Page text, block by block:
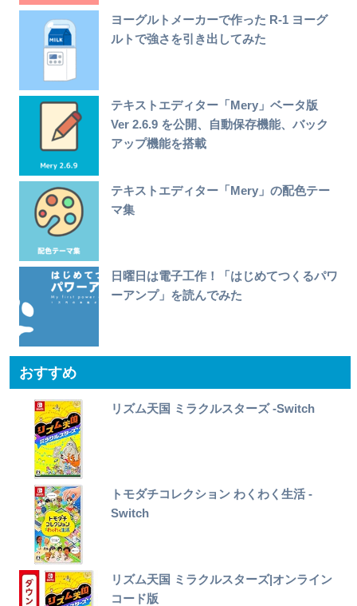
ヨーグルトメーカーで作った R-1 ヨーグ
ルトで強さを引き出してみた
テキストエディター「Mery」ベータ版
Ver 2.6.9 を公開、自動保存機能、バック
アップ機能を搭載
テキストエディター「Mery」の配色テー
マ集
日曜日は電子工作！「はじめてつくるパワ
ーアンプ」を読んでみた
おすすめ
リズム天国 ミラクルスターズ -Switch
トモダチコレクション わくわく生活 -
Switch
リズム天国 ミラクルスターズ|オンライン
コード版